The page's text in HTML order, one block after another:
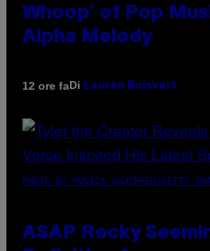
Whoop’ of Pop
Alpha Melody
12 ore faDi Lauren Boisvert
PHOTO BY MONICA SCHIPPER/GETTY
ASAP Rocky